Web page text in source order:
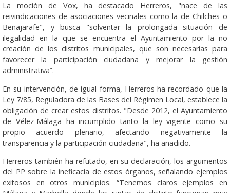
La moción de Vox, ha destacado Herreros, "nace de las
reivindicaciones de asociaciones vecinales como la de Chilches o
Benajarafe", y busca "solventar la prolongada situación de
ilegalidad en la que se encuentra el Ayuntamiento por la no
creación de los distritos municipales, que son necesarias para
favorecer la participación ciudadana y mejorar la gestión
administrativa”.
En su intervención, de igual forma, Herreros ha recordado que la
Ley 7/85, Reguladora de las Bases del Régimen Local, establece la
obligación de crear estos distritos. "Desde 2012, el Ayuntamiento
de Vélez-Málaga ha incumplido tanto la ley vigente como su
propio acuerdo plenario, afectando negativamente la
transparencia y la participación ciudadana", ha añadido.
Herreros también ha refutado, en su declaración, los argumentos
del PP sobre la ineficacia de estos órganos, señalando ejemplos
exitosos en otros municipios. “Tenemos claros ejemplos en